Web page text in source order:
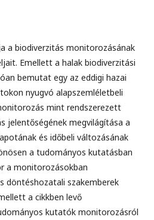
a biodiverzitás monitorozásának
Emellett a halak biodiverzitási
bemutat egy az eddigi hazai
nyugvó alapszemléletbeli
mint rendszerezett
jelentőségének megvilágítása a
és időbeli változásának
a tudományos kutatásban
a monitorozásokban
döntéshozatali szakemberek
a cikkben levő
kutatók monitorozásról